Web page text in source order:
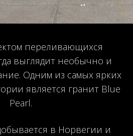
переливающихся
выглядит необычно и
Одним из самых ярких
является гранит Blue
Pearl.
в Норвегии и